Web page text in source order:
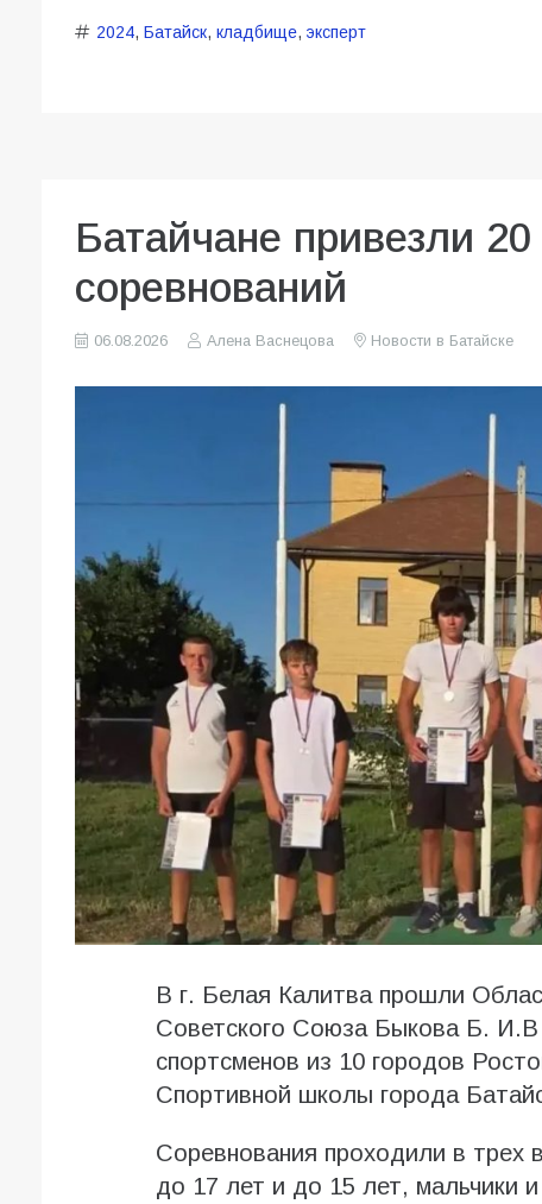
2024, Батайск, кладбище, эксперт
Батайчане привезли
соревнований
06.08.2026 Алена Васнецова Новости в Батайске
В г. Белая Калитва прошли
Советского Союза Быкова Б. И.В
спортсменов из 10 городов
Спортивной школы города
Соревнования проходили в трех
до 17 лет и до 15 лет, мальчики